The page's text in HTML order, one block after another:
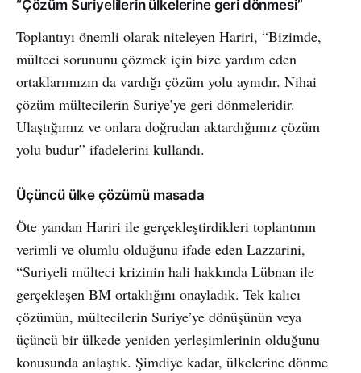
“Çözüm Suriyelilerin ülkelerine geri dönmesi”
Toplantıyı önemli olarak niteleyen Hariri, “Bizimde,
mülteci sorununu çözmek için bize yardım eden
ortaklarımızın da vardığı çözüm yolu aynıdır. Nihai
çözüm mültecilerin Suriye’ye geri dönmeleridir.
Ulaştığımız ve onlara doğrudan aktardığımız çözüm
yolu budur” ifadelerini kullandı.
Üçüncü ülke çözümü masada
Öte yandan Hariri ile gerçekleştirdikleri toplantının
verimli ve olumlu olduğunu ifade eden Lazzarini,
“Suriyeli mülteci krizinin hali hakkında Lübnan ile
gerçekleşen BM ortaklığını onayladık. Tek kalıcı
çözümün, mültecilerin Suriye’ye dönüşünün veya
üçüncü bir ülkede yeniden yerleşimlerinin olduğunu
konusunda anlaştık. Şimdiye kadar, ülkelerine dönme